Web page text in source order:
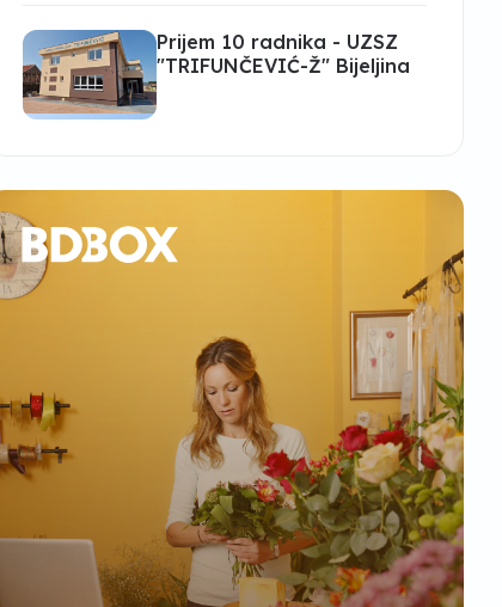
Prijem 10 radnika - UZSZ
"TRIFUNČEVIĆ-Ž" Bijeljina